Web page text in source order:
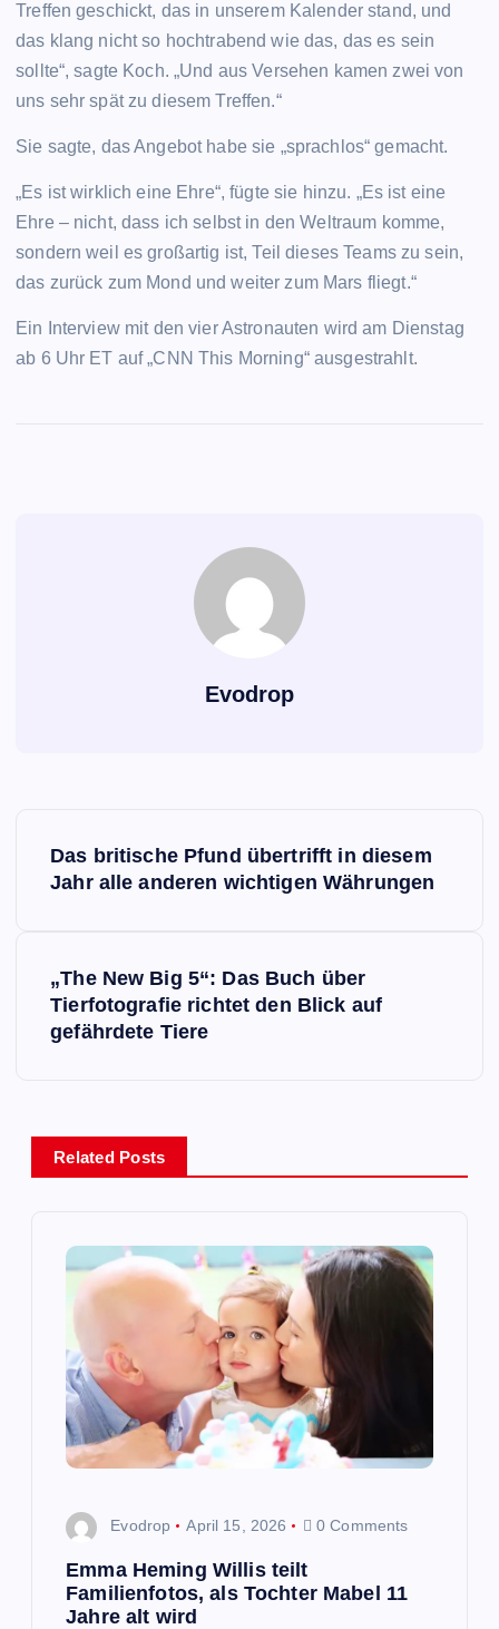
Treffen geschickt, das in unserem Kalender stand, und
das klang nicht so hochtrabend wie das, das es sein
sollte“, sagte Koch. „Und aus Versehen kamen zwei von
uns sehr spät zu diesem Treffen.“
Sie sagte, das Angebot habe sie „sprachlos“ gemacht.
„Es ist wirklich eine Ehre“, fügte sie hinzu. „Es ist eine
Ehre – nicht, dass ich selbst in den Weltraum komme,
sondern weil es großartig ist, Teil dieses Teams zu sein,
das zurück zum Mond und weiter zum Mars fliegt.“
Ein Interview mit den vier Astronauten wird am Dienstag
ab 6 Uhr ET auf „CNN This Morning“ ausgestrahlt.
Evodrop
Das britische Pfund übertrifft in diesem
Jahr alle anderen wichtigen Währungen
„The New Big 5“: Das Buch über
Tierfotografie richtet den Blick auf
gefährdete Tiere
Related Posts
Evodrop April 15, 2026 0 Comments
Emma Heming Willis teilt
Familienfotos, als Tochter Mabel 11
Jahre alt wird